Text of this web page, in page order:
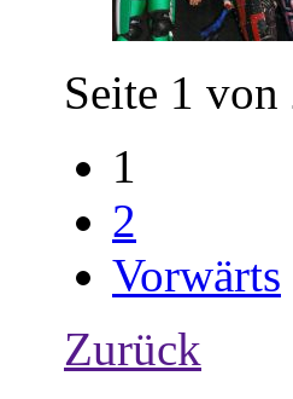
Seite 1 von
1
2
Vorwärts
Zurück